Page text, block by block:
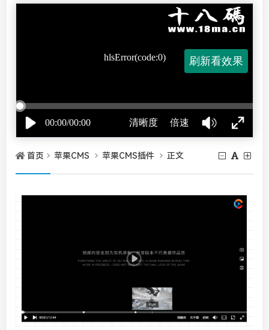
首页 苹果CMS 苹果CMS插件 正文